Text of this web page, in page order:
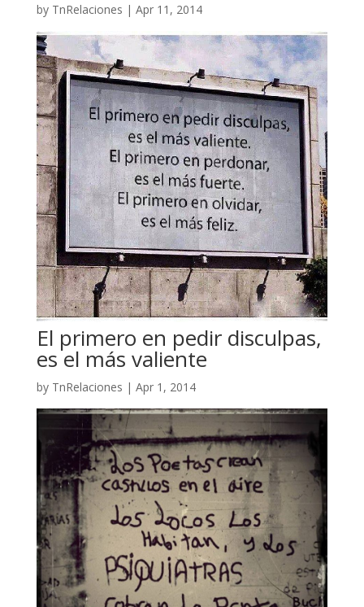
by TnRelaciones | Apr 11, 2014
El primero en pedir disculpas,
es el más valiente
by TnRelaciones | Apr 1, 2014